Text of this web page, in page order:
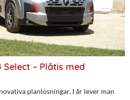
Select – Plåtis med
planlösningar. I år lever man